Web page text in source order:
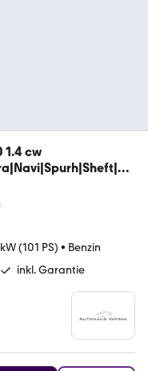
1.4 cw
(101 PS) • Benzin
inkl. Garantie